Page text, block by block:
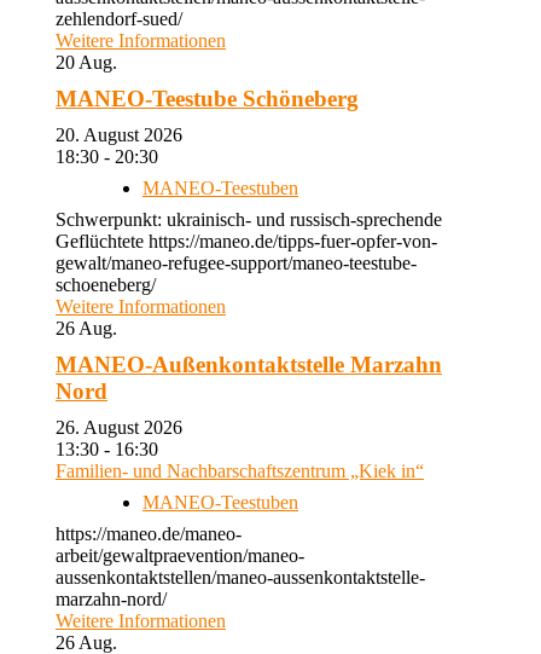
zehlendorf-sued/
Weitere Informationen
20 Aug.
MANEO-Teestube Schöneberg
20. August 2026
18:30 - 20:30
MANEO-Teestuben
Schwerpunkt: ukrainisch- und russisch-sprechende
Geflüchtete https://maneo.de/tipps-fuer-opfer-von-
gewalt/maneo-refugee-support/maneo-teestube-
schoeneberg/
Weitere Informationen
26 Aug.
MANEO-Außenkontaktstelle Marzahn
Nord
26. August 2026
13:30 - 16:30
Familien- und Nachbarschaftszentrum „Kiek in“
MANEO-Teestuben
https://maneo.de/maneo-
arbeit/gewaltpraevention/maneo-
aussenkontaktstellen/maneo-aussenkontaktstelle-
marzahn-nord/
Weitere Informationen
26 Aug.